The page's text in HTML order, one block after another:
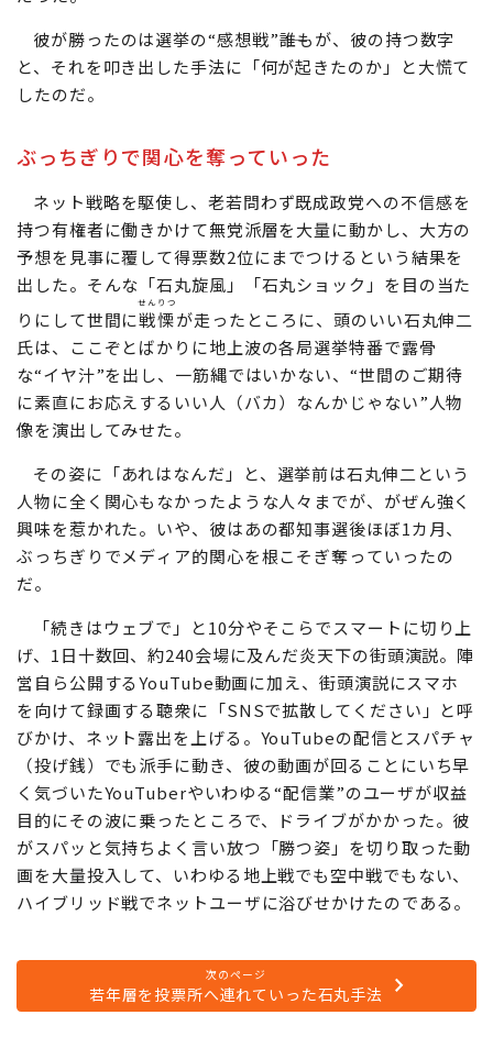
彼が勝ったのは選挙の“感想戦”――誰もが、彼の持つ数字
と、それを叩き出した手法に「何が起きたのか」と大慌て
したのだ。
ぶっちぎりで関心を奪っていった
ネット戦略を駆使し、老若問わず既成政党への不信感を
持つ有権者に働きかけて無党派層を大量に動かし、大方の
予想を見事に覆して得票数2位にまでつけるという結果を
出した。そんな「石丸旋風」「石丸ショック」を目の当た
りにして世間に戦慄
せんりつ
が走ったところに、頭のいい石丸伸二
氏は、ここぞとばかりに地上波の各局選挙特番で露骨
な“イヤ汁”を出し、一筋縄ではいかない、“世間のご期待
に素直にお応えするいい人（バカ）なんかじゃない”人物
像を演出してみせた。
その姿に「あれはなんだ」と、選挙前は石丸伸二という
人物に全く関心もなかったような人々までが、がぜん強く
興味を惹かれた。いや、彼はあの都知事選後ほぼ1カ月、
ぶっちぎりでメディア的関心を根こそぎ奪っていったの
だ。
「続きはウェブで」と10分やそこらでスマートに切り上
げ、1日十数回、約240会場に及んだ炎天下の街頭演説。陣
営自ら公開するYouTube動画に加え、街頭演説にスマホ
を向けて録画する聴衆に「SNSで拡散してください」と呼
びかけ、ネット露出を上げる。YouTubeの配信とスパチャ
（投げ銭）でも派手に動き、彼の動画が回ることにいち早
く気づいたYouTuberやいわゆる“配信業”のユーザが収益
目的にその波に乗ったところで、ドライブがかかった。彼
がスパッと気持ちよく言い放つ「勝つ姿」を切り取った動
画を大量投入して、いわゆる地上戦でも空中戦でもない、
ハイブリッド戦でネットユーザに浴びせかけたのである。
次のページ
若年層を投票所へ連れていった石丸手法